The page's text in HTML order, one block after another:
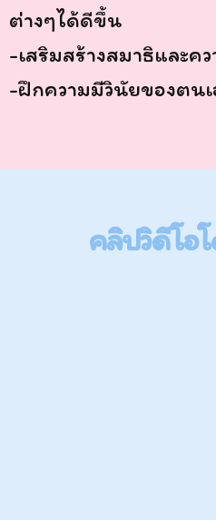
ต่างๆได้ดีขึ้น
-เสริมสร้างสมาธิและค
-ฝึกความมีวินัยของตนเ
คลิปวิดีโอ